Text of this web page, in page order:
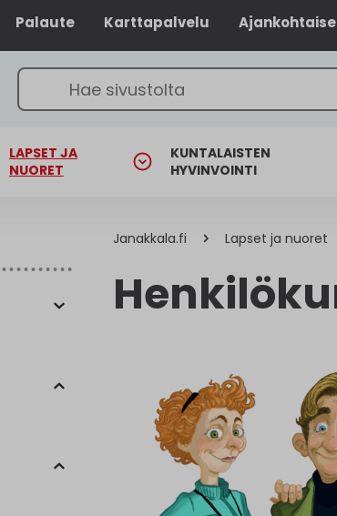
Palaute Karttapalvelu
LAPSET JA
NUORET
KUNTALAISTEN
HYVINVOINTI
Janakkala.fi Lapset ja nuoret